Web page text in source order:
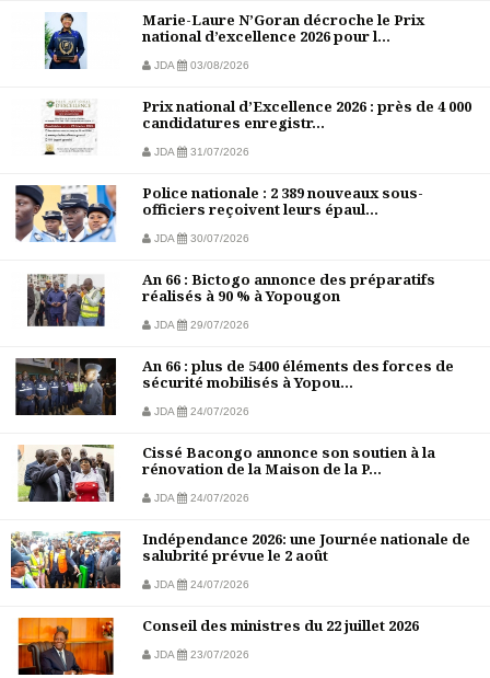
Marie-Laure N’Goran décroche le Prix
national d’excellence 2026 pour l...
JDA 03/08/2026
Prix national d’Excellence 2026 : près de 4 000
candidatures enregistr...
JDA 31/07/2026
Police nationale : 2 389 nouveaux sous-
officiers reçoivent leurs épaul...
JDA 30/07/2026
An 66 : Bictogo annonce des préparatifs
réalisés à 90 % à Yopougon
JDA 29/07/2026
An 66 : plus de 5400 éléments des forces de
sécurité mobilisés à Yopou...
JDA 24/07/2026
Cissé Bacongo annonce son soutien à la
rénovation de la Maison de la P...
JDA 24/07/2026
Indépendance 2026: une Journée nationale de
salubrité prévue le 2 août
JDA 24/07/2026
Conseil des ministres du 22 juillet 2026
JDA 23/07/2026